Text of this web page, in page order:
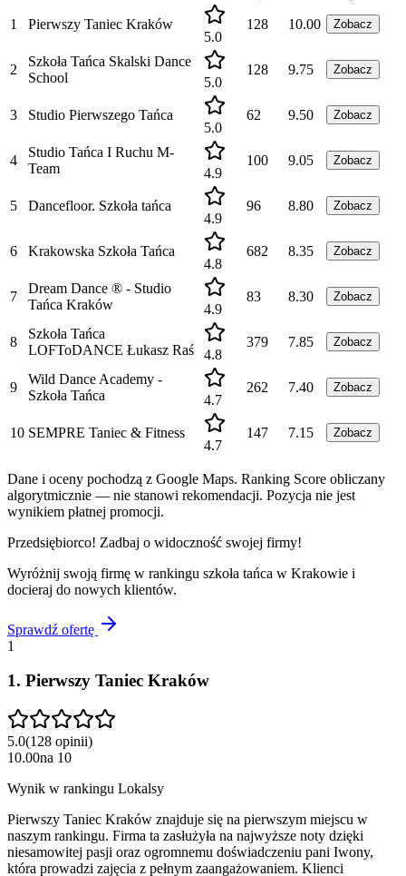
1
Pierwszy Taniec Kraków
5.0
128 10.00 Zobacz
2
Szkoła Tańca Skalski Dance
School
5.0
128 9.75 Zobacz
3
Studio Pierwszego Tańca
5.0
62 9.50 Zobacz
4
Studio Tańca I Ruchu M-
Team
4.9
100 9.05 Zobacz
5
Dancefloor. Szkoła tańca
4.9
96 8.80 Zobacz
6
Krakowska Szkoła Tańca
4.8
682 8.35 Zobacz
7
Dream Dance ® - Studio
Tańca Kraków
4.9
83 8.30 Zobacz
8
Szkoła Tańca
LOFToDANCE Łukasz Raś
4.8
379 7.85 Zobacz
9
Wild Dance Academy -
Szkoła Tańca
4.7
262 7.40 Zobacz
10 SEMPRE Taniec & Fitness
4.7
147 7.15 Zobacz
Dane i oceny pochodzą z Google Maps. Ranking Score obliczany
algorytmicznie — nie stanowi rekomendacji. Pozycja nie jest
wynikiem płatnej promocji.
Przedsiębiorco! Zadbaj o widoczność swojej firmy!
Wyróżnij swoją firmę w rankingu szkoła tańca w Krakowie i
docieraj do nowych klientów.
Sprawdź ofertę
1
1. Pierwszy Taniec Kraków
5.0(128 opinii)
10.00na 10
Wynik w rankingu Lokalsy
Pierwszy Taniec Kraków znajduje się na pierwszym miejscu w
naszym rankingu. Firma ta zasłużyła na najwyższe noty dzięki
niesamowitej pasji oraz ogromnemu doświadczeniu pani Iwony,
która prowadzi zajęcia z pełnym zaangażowaniem. Klienci